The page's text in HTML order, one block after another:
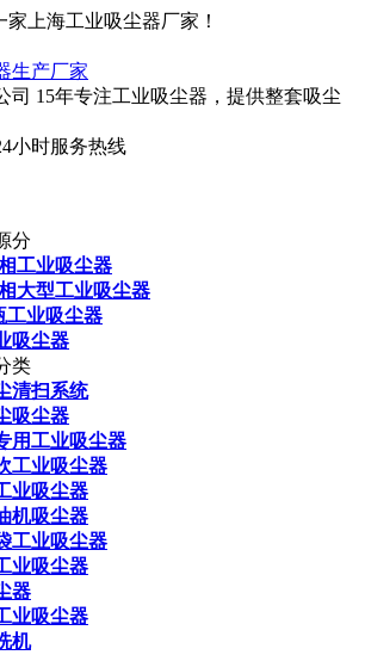
上海工业吸尘器厂家！
司 15年专注工业吸尘器，提供整套吸尘
分
工业吸尘器
大型工业吸尘器
工业吸尘器
吸尘器
类
清扫系统
吸尘器
用工业吸尘器
工业吸尘器
业吸尘器
机吸尘器
工业吸尘器
业吸尘器
器
业吸尘器
机